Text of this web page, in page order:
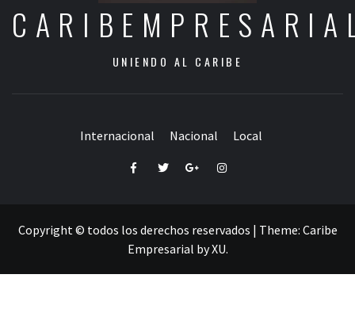
UNIENDO AL CARIBE
Internacional Nacional Local
FacebookTwitterGoogle+Instagram
Copyright © todos los derechos reservados | Theme: Caribe
Empresarial byXU.